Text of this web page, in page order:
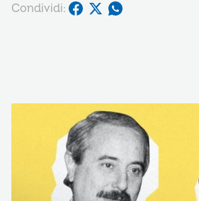
Condividi: